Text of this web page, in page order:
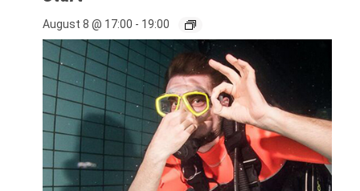
August 8 @ 17:00 - 19:00